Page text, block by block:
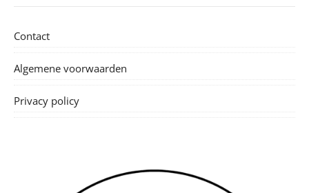
Contact
Algemene voorwaarden
Privacy policy